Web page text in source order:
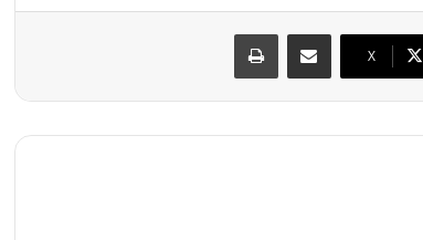
X
مشاركة عبر البريد طباعة